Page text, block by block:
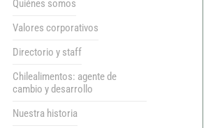
Quiénes somos
Valores corporativos
Directorio y staff
Chilealimentos: agente de
cambio y desarrollo
Nuestra historia